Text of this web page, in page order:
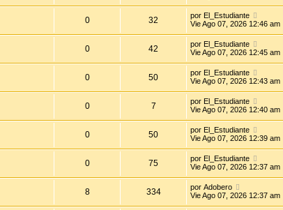
0 32 por El_Estudiante
Vie Ago 07, 2026 12:46 am
0 42 por El_Estudiante
Vie Ago 07, 2026 12:45 am
0 50 por El_Estudiante
Vie Ago 07, 2026 12:43 am
0 7 por El_Estudiante
Vie Ago 07, 2026 12:40 am
0 50 por El_Estudiante
Vie Ago 07, 2026 12:39 am
0 75 por El_Estudiante
Vie Ago 07, 2026 12:37 am
8 334 por Adobero
Vie Ago 07, 2026 12:37 am